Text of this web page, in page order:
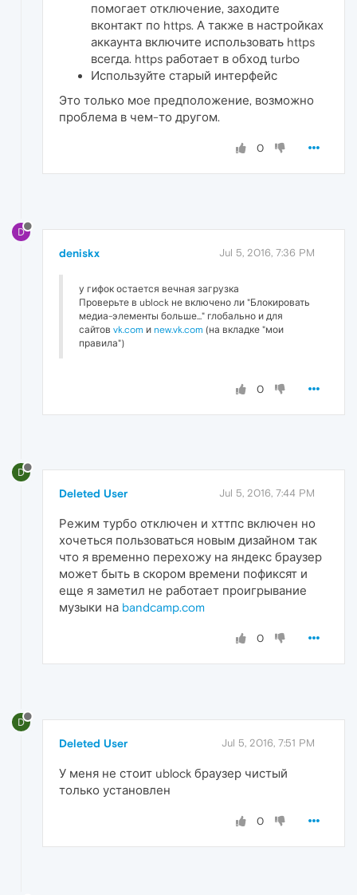
помогает отключение, заходите
вконтакт по https. А также в настройках
аккаунта включите использовать https
всегда. https работает в обход turbo
Используйте старый интерфейс
Это только мое предположение, возможно
проблема в чем-то другом.
0
D
deniskx Jul 5, 2016, 7:36 PM
у гифок остается вечная загрузка
Проверьте в ublock не включено ли "Блокировать
медиа-элементы больше..." глобально и для
сайтов vk.com и new.vk.com (на вкладке "мои
правила")
0
D
Deleted User Jul 5, 2016, 7:44 PM
Режим турбо отключен и хттпс включен но
хочеться пользоваться новым дизайном так
что я временно перехожу на яндекс браузер
может быть в скором времени пофиксят и
еще я заметил не работает проигрывание
музыки на bandcamp.com
0
D
Deleted User Jul 5, 2016, 7:51 PM
У меня не стоит ublock браузер чистый
только установлен
0